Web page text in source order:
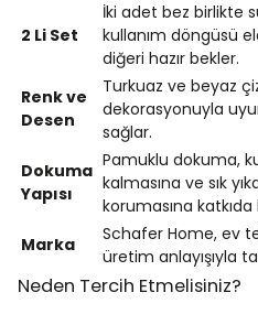
2 Li Set
İki adet bez birlikte
kullanım döngüsü
diğeri hazır bekler.
Renk ve
Desen
Turkuaz ve beyaz
dekorasyonuyla
sağlar.
Dokuma
Yapısı
Pamuklu dokuma,
kalmasına ve sık
korumasına
Marka
Schafer Home, ev
üretim anlayışıyla
Neden Tercih Etmelisiniz?